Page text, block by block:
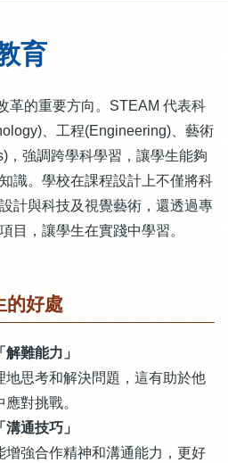
育
革的重要方向。STEAM 代表科
、工程(Engineering)、藝術
，強調跨學科學習，讓學生能夠
識。學校在課程設計上不僅將科
計與科技及視覺藝術，還透過專
目，讓學生在實踐中學習。
的好處
難能力」
地思考和解決問題，這有助於他
對挑戰。
通技巧」
增強合作精神和溝通能力，更好